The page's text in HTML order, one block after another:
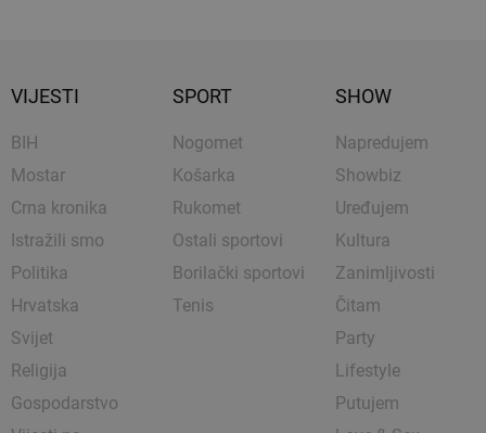
VIJESTI
BIH
Mostar
Crna kronika
Istražili smo
Politika
Hrvatska
Svijet
Religija
Gospodarstvo
SPORT
Nogomet
Košarka
Rukomet
Ostali sportovi
Borilački sportovi
Tenis
SHOW
Napredujem
Showbiz
Uređujem
Kultura
Zanimljivosti
Čitam
Party
Lifestyle
Putujem